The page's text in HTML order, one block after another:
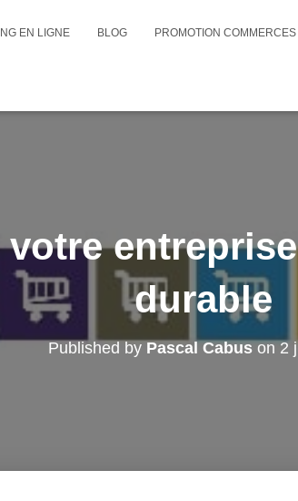
EN LIGNE BLOG PROMOTION COMMERCES
durable
Published by Pascal Cabuson 2